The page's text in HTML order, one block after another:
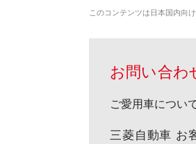
このコンテンツは日本国内向
お問い合わ
ご愛用車につい
三菱自動車 お